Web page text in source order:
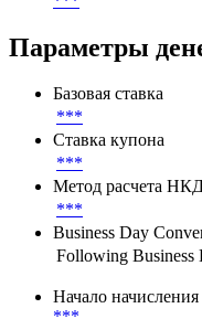
Листинг
Параметры
Базовая ставка
***
Ставка купона
***
Метод расчета
Business Day